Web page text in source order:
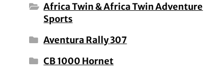
Africa Twin & Africa Twin Adventure
Sports
Aventura Rally 307
CB 1000 Hornet